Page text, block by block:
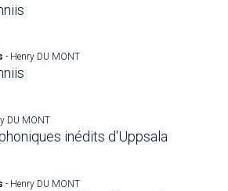
- Henry DU MONT
DU MONT
inédits d'Uppsala
- Henry DU MONT